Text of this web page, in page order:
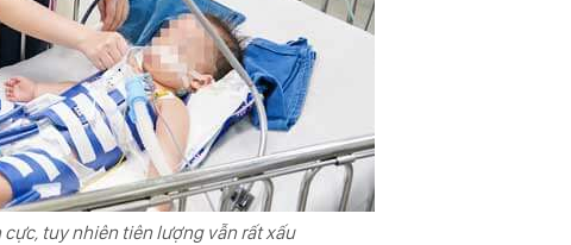
tuy nhiên tiên lượng vẫn rất xấu